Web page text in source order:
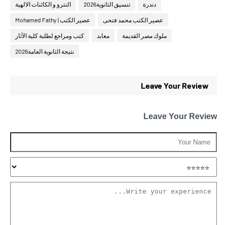
النترو و الكائنات الالهية تنسيق الثانوية2026 دندرة
عصير الكتب | Mohamed Fathy عصير الكتب محمد فتحى
كتب ومراجع لطلبة كلية الآثار معابد ملوك مصر القديمة
نتيجة الثانوية العامة2026
Leave Your Review
Leave Your Review